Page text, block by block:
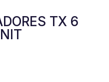
TX 6